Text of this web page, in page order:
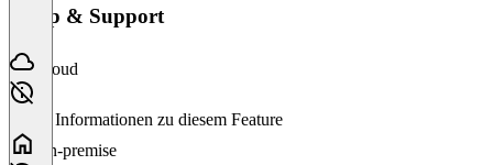
Setup & Support
Cloud
Keine Informationen zu diesem Feature
On-premise